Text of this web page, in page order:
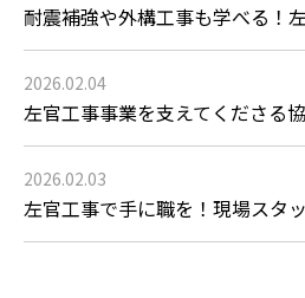
耐震補強や外構工事も学べる！
2026.02.04
左官工事事業を支えてくださる
2026.02.03
左官工事で手に職を！現場スタ